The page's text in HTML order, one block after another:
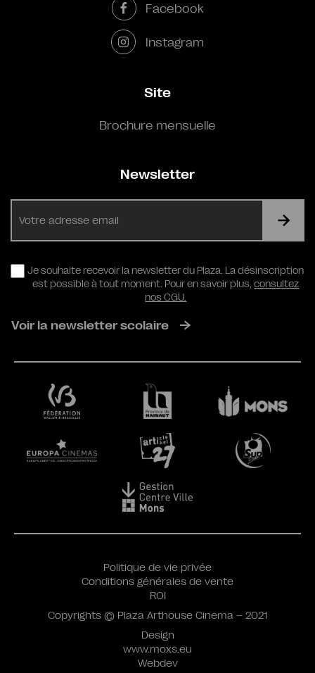
Facebook
Instagram
Site
Brochure mensuelle
Newsletter
RGPD
Je souhaite recevoir la newsletter du Plaza. La désinscription
est possible à tout moment. Pour en savoir plus,consultez
nos CGU.
Voir la newsletter scolaire
Design
www.moxs.eu
Webdev
Politique de vie privée
Conditions générales de vente
ROI
Copyrights © Plaza Arthouse Cinema – 2021